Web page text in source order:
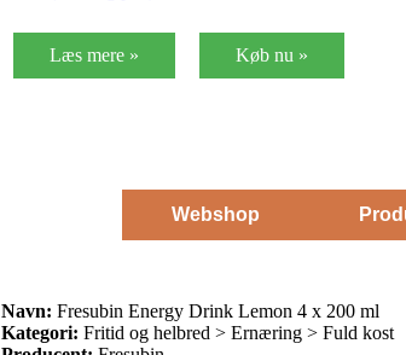
Læs mere » Køb nu »
Webshop
Navn: Fresubin Energy Drink Lemon 4 x 200 ml
Kategori: Fritid og helbred > Ernæring > Fuld kost